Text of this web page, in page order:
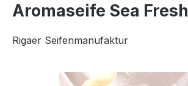
Aromaseife Sea Fresh
Rigaer Seifenmanufaktur
Bildergalerie überspringen